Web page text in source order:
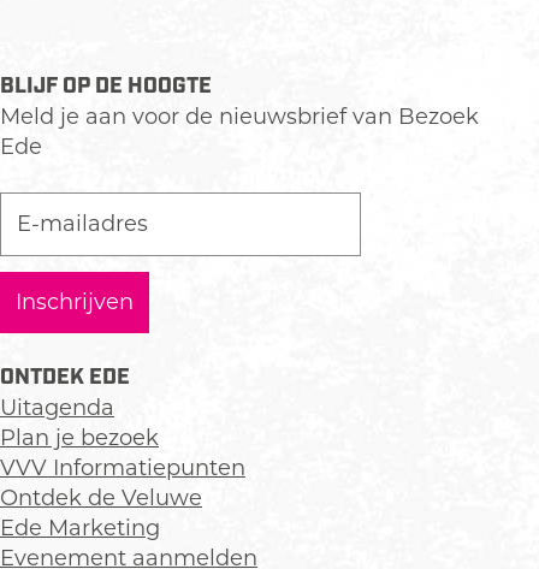
BLIJF OP DE HOOGTE
Meld je aan voor de nieuwsbrief van Bezoek
Ede
ONTDEK EDE
Uitagenda
Plan je bezoek
VVV Informatiepunten
Ontdek de Veluwe
Ede Marketing
Evenement aanmelden